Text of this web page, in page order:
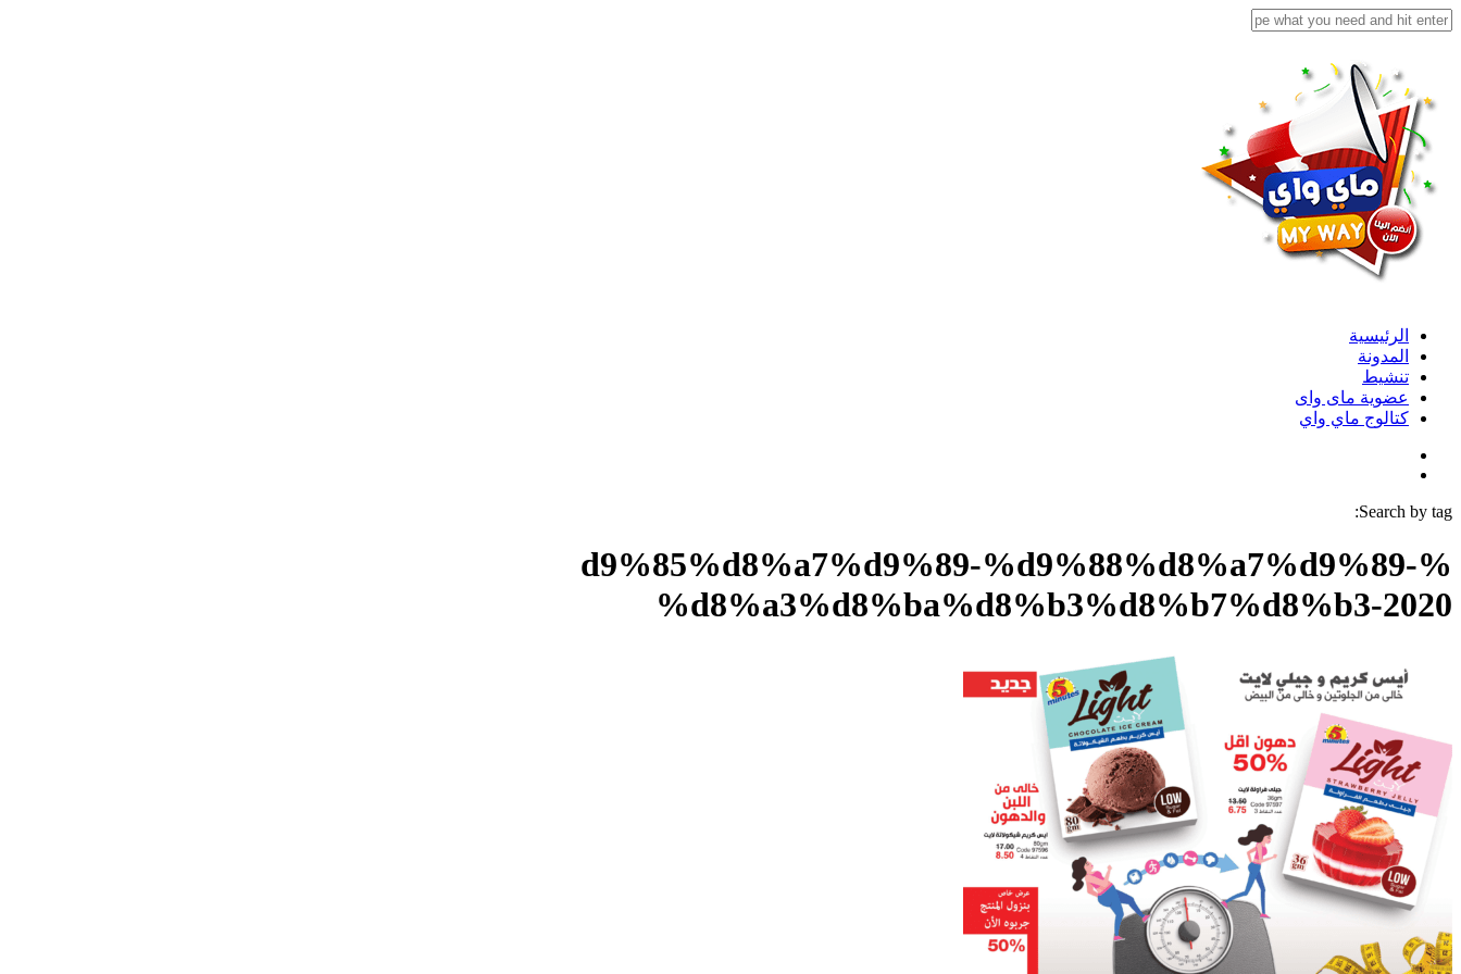
الرئيسية
المدونة
تنشيط
عضوية ماى واى
كتالوج ماي واي
Search by tag:
%d9%85%d8%a7%d9%89-%d9%88%d8%a7%d9%89-
%d8%a3%d8%ba%d8%b3%d8%b7%d8%b3-2020